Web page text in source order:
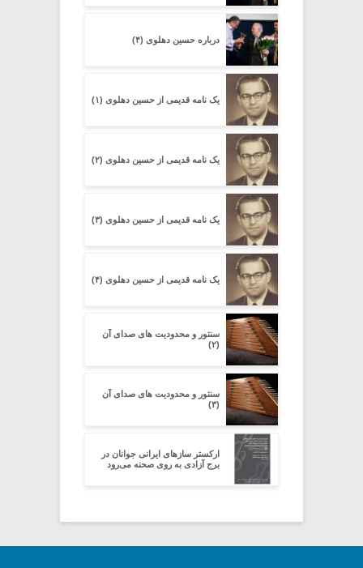
درباره حسین دهلوی (۴)
یک نامه قدیمی از حسین دهلوی (۱)
یک نامه قدیمی از حسین دهلوی (۲)
یک نامه قدیمی از حسین دهلوی (۳)
یک نامه قدیمی از حسین دهلوی (۴)
سنتور و محدودیت‌ های صدای آن
(۲)
سنتور و محدودیت‌ های صدای آن
(۳)
ارکستر سازهای ایرانی جوانان در
برج آزادی به روی صحنه می‌رود